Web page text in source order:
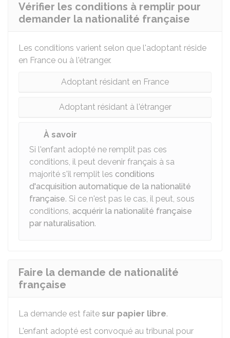
Vérifier les conditions à remplir pour
demander la nationalité française
Les conditions varient selon que l'adoptant réside
en France ou à l'étranger.
Adoptant résidant en France
Adoptant résidant à l'étranger
À savoir
Si l'enfant adopté ne remplit pas ces
conditions, il peut devenir français à sa
majorité s'il remplit les conditions
d'acquisition automatique de la nationalité
française. Si ce n'est pas le cas, il peut, sous
conditions, acquérir la nationalité française
par naturalisation.
Faire la demande de nationalité
française
La demande est faite sur papier libre.
L'enfant adopté est convoqué au tribunal pour